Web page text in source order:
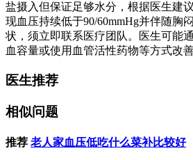
盐摄入但保证足够水分，根据医生建
现血压持续低于90/60mmHg并伴随胸
状，须立即联系医疗团队。医生可能
血容量或使用血管活性药物等方式改
医生推荐
相似问题
推荐 老人家血压低吃什么菜补比较好